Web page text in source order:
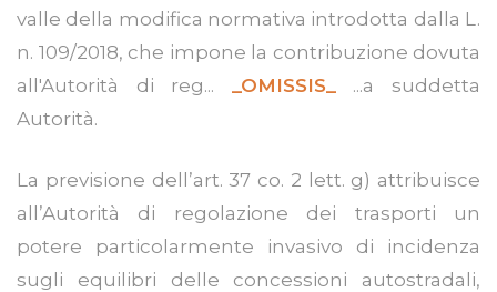
valle della modifica normativa introdotta dalla L.
n. 109/2018, che impone la contribuzione dovuta
all'Autorità di reg...
_OMISSIS_
...a suddetta
Autorità.
La previsione dell’art. 37 co. 2 lett. g) attribuisce
all’Autorità di regolazione dei trasporti un
potere particolarmente invasivo di incidenza
sugli equilibri delle concessioni autostradali,